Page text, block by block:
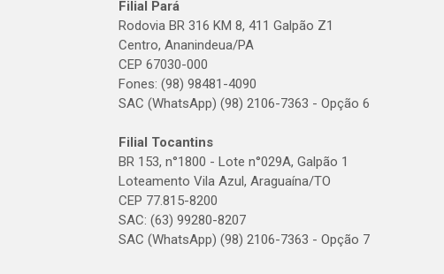
Filial Pará
Rodovia BR 316 KM 8, 411 Galpão Z1
Centro, Ananindeua/PA
CEP 67030-000
Fones: (98) 98481-4090
SAC (WhatsApp) (98) 2106-7363 - Opção 6
Filial Tocantins
BR 153, n°1800 - Lote n°029A, Galpão 1
Loteamento Vila Azul, Araguaína/TO
CEP 77.815-8200
SAC: (63) 99280-8207
SAC (WhatsApp) (98) 2106-7363 - Opção 7